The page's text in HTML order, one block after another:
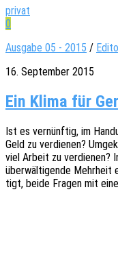
privat
0
Ausgabe 05 - 2015 /
16. September 2015
Ein Klima für
Ist es vernünf­tig, im
Geld zu verdie­nen?
viel Arbeit zu verdie­nen?
über­wäl­ti­gen­de Mehr­heit
tigt, beide Fragen mit